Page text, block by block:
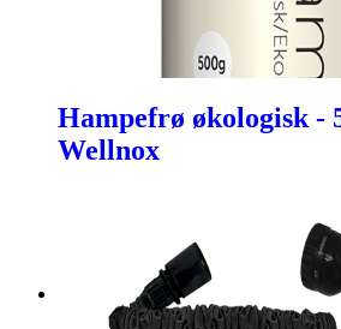
Hampefrø økologisk -
Wellnox